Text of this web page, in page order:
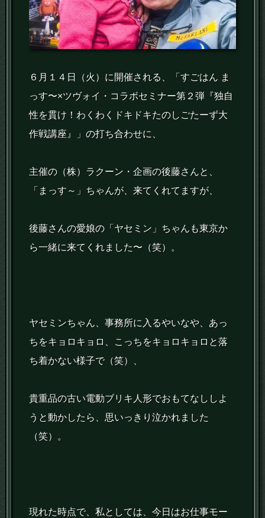
６月１４日（火）に開催される、「すごはん ま
っす〜×ツヴォイ・コラボセミナー第２弾『独自
性を貫け！わくわくドキドキたのしごたーず大
作戦講座』」の打ち合わせに、
主催の（株）ラクーン・企画の後藤さんと、
「まっす～」ちゃんが、来てくれてますが、
後藤さんの愛娘の「ヤセミン」ちゃんも東京か
ら一緒に来てくれました〜（笑）。
ヤセミンちゃん、事務所に入るやいなや、あっ
ちをキョロキョロ、こっちをキョロキョロと落
ち着かない様子で（笑）、
貴重品の古い電動ブリキ人形でおもてなししよ
うと動かしたら、思いっきり泣かれました
（笑）。
現れた時点で、私としては、今日はお仕事モー